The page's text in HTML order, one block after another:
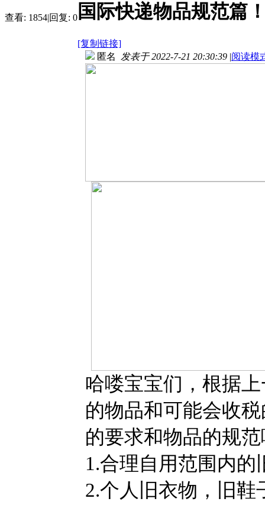
查看: 1854|回复: 0 国际快递物品规范篇
[复制链接]
匿名 发表于 2022-7-21 20:30:39 |阅读模
哈喽宝宝们，根据
的物品和可能会收
的要求和物品的规
1.合理⾃⽤范围内的
2.个⼈旧⾐物，旧鞋